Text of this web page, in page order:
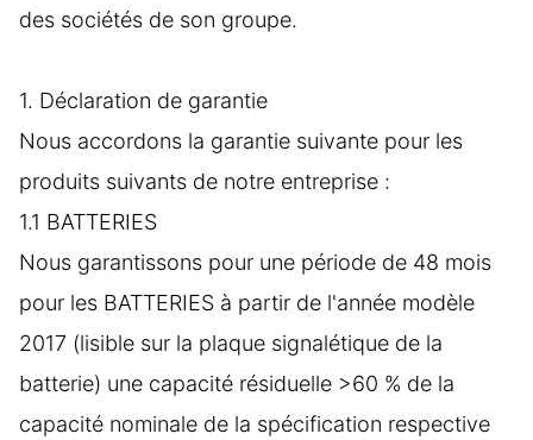
des sociétés de son groupe.
1. Déclaration de garantie
Nous accordons la garantie suivante pour les
produits suivants de notre entreprise :
1.1 BATTERIES
Nous garantissons pour une période de 48 mois
pour les BATTERIES à partir de l'année modèle
2017 (lisible sur la plaque signalétique de la
batterie) une capacité résiduelle >60 % de la
capacité nominale de la spécification respective